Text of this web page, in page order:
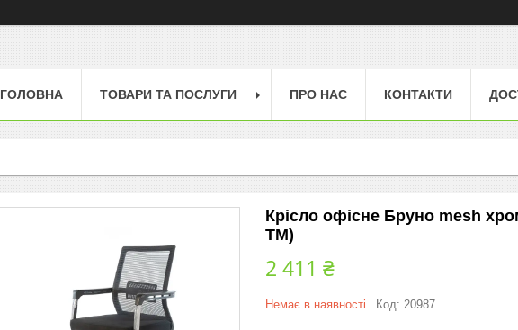
ГОЛОВНА ТОВАРИ ТА ПОСЛУГИ ПРО НАС КОНТАКТИ
Крісло офісне Бруно mesh
ТМ)
2 411 ₴
Немає в наявності Код: 20987